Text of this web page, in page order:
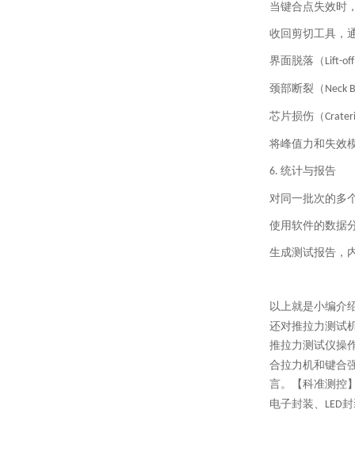
当键合点失效时
收回剪切工具，
界面脱落（ Lift-off
颈部断裂（ Neck
芯片损伤（
将峰值力和失效
6. 统计与报告
对同一批次的多
使用软件的数据
生成测试报告，
以上就是小编介
还对推拉力测试
推拉力测试仪操
合拉力机和键合
言。【科准测控
电子封装、 LED